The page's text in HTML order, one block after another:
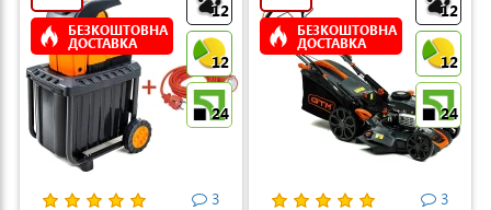
12
12
24
БЕЗКОШТОВНА
ДОСТАВКА
3
12
12
24
БЕЗКОШТОВНА
ДОСТАВКА
3